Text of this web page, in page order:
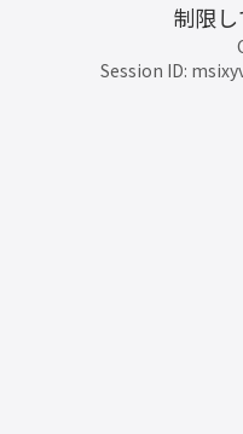
制限し
Session ID: